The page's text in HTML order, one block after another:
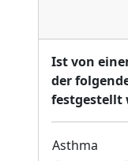
Ist von
der
festgestellt
Asthma